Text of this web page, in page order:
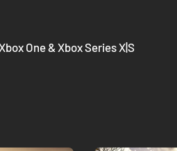
One & Xbox Series X|S